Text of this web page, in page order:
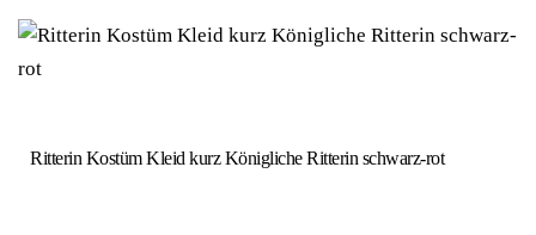
Ritterin Kostüm Kleid kurz Königliche Ritterin schwarz-rot